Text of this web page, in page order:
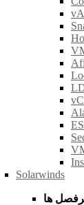
Solarwinds
ها